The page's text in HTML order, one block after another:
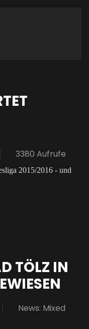
3380 Aufrufe
2015/2016 - und
TÖLZ IN
News: Mixed